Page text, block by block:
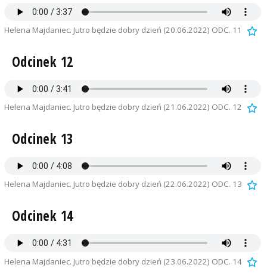
Helena Majdaniec. Jutro będzie dobry dzień (20.06.2022) ODC. 11
Odcinek 12
Helena Majdaniec. Jutro będzie dobry dzień (21.06.2022) ODC. 12
Odcinek 13
Helena Majdaniec. Jutro będzie dobry dzień (22.06.2022) ODC. 13
Odcinek 14
Helena Majdaniec. Jutro będzie dobry dzień (23.06.2022) ODC. 14